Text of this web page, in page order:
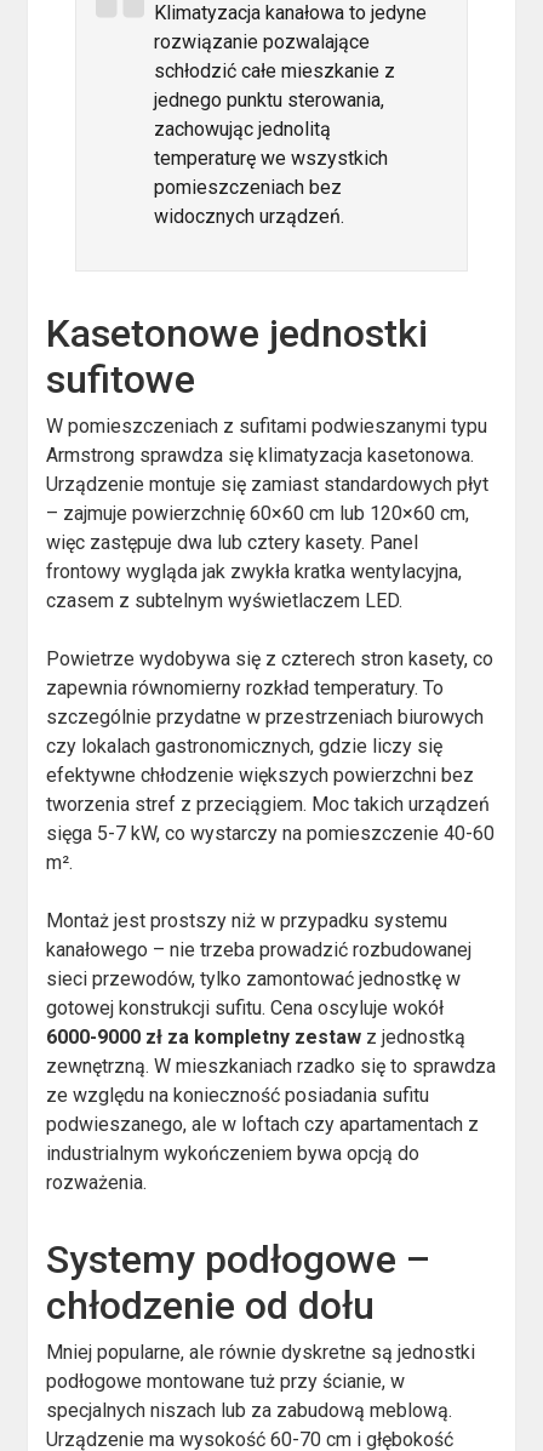
Klimatyzacja kanałowa to jedyne
rozwiązanie pozwalające
schłodzić całe mieszkanie z
jednego punktu sterowania,
zachowując jednolitą
temperaturę we wszystkich
pomieszczeniach bez
widocznych urządzeń.
Kasetonowe jednostki
sufitowe
W pomieszczeniach z sufitami podwieszanymi typu
Armstrong sprawdza się klimatyzacja kasetonowa.
Urządzenie montuje się zamiast standardowych płyt
– zajmuje powierzchnię 60×60 cm lub 120×60 cm,
więc zastępuje dwa lub cztery kasety. Panel
frontowy wygląda jak zwykła kratka wentylacyjna,
czasem z subtelnym wyświetlaczem LED.
Powietrze wydobywa się z czterech stron kasety, co
zapewnia równomierny rozkład temperatury. To
szczególnie przydatne w przestrzeniach biurowych
czy lokalach gastronomicznych, gdzie liczy się
efektywne chłodzenie większych powierzchni bez
tworzenia stref z przeciągiem. Moc takich urządzeń
sięga 5-7 kW, co wystarczy na pomieszczenie 40-60
m².
Montaż jest prostszy niż w przypadku systemu
kanałowego – nie trzeba prowadzić rozbudowanej
sieci przewodów, tylko zamontować jednostkę w
gotowej konstrukcji sufitu. Cena oscyluje wokół
6000-9000 zł za kompletny zestaw z jednostką
zewnętrzną. W mieszkaniach rzadko się to sprawdza
ze względu na konieczność posiadania sufitu
podwieszanego, ale w loftach czy apartamentach z
industrialnym wykończeniem bywa opcją do
rozważenia.
Systemy podłogowe –
chłodzenie od dołu
Mniej popularne, ale równie dyskretne są jednostki
podłogowe montowane tuż przy ścianie, w
specjalnych niszach lub za zabudową meblową.
Urządzenie ma wysokość 60-70 cm i głębokość